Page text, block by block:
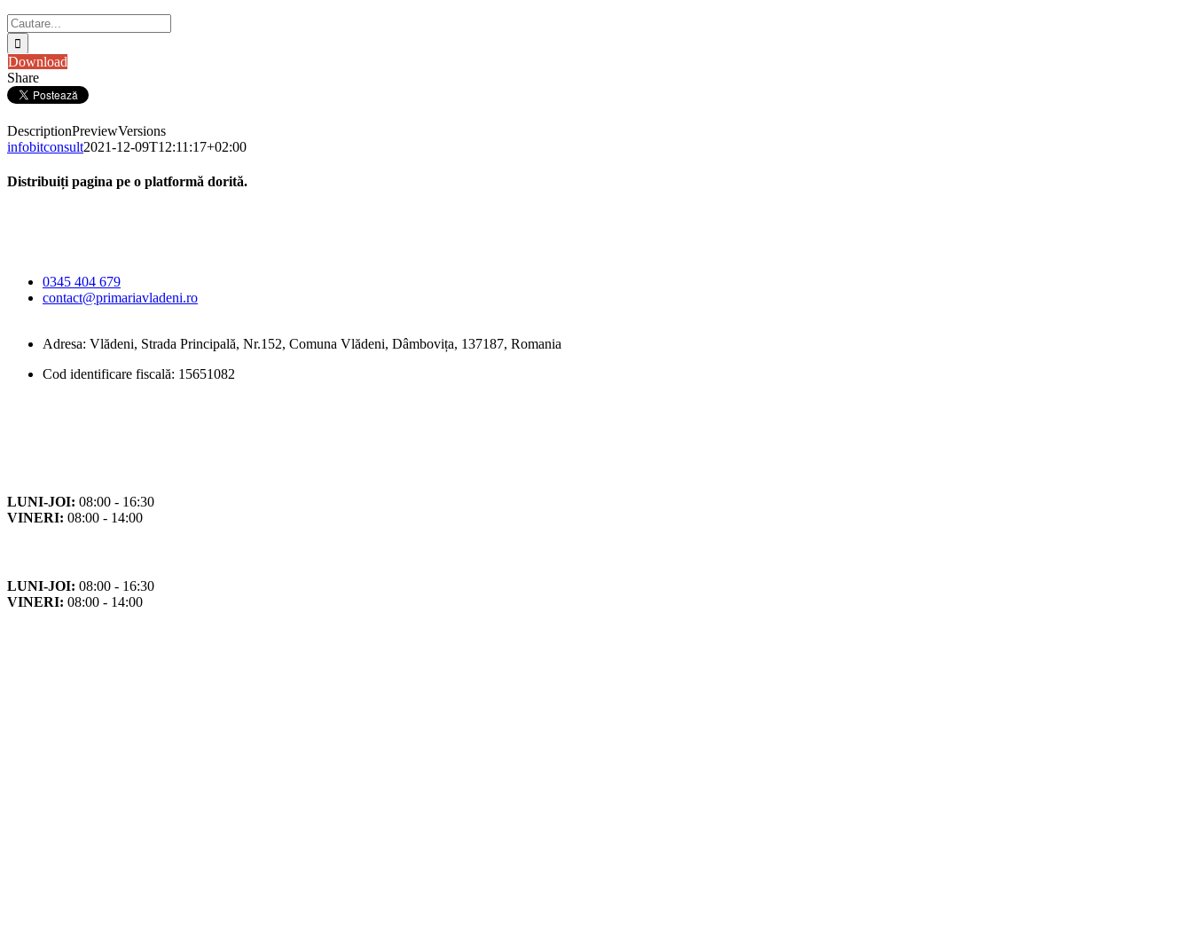
Cautare...
Download
Share
DescriptionPreviewVersions
infobitconsult2021-12-09T12:11:17+02:00
Distribuiți pagina pe o platformă dorită.
0345 404 679
contact@primariavladeni.ro
Adresa: Vlădeni, Strada Principală, Nr.152, Comuna Vlădeni, Dâmbovița, 137187, Romania
Cod identificare fiscală: 15651082
LUNI-JOI: 08:00 - 16:30
VINERI: 08:00 - 14:00
LUNI-JOI: 08:00 - 16:30
VINERI: 08:00 - 14:00